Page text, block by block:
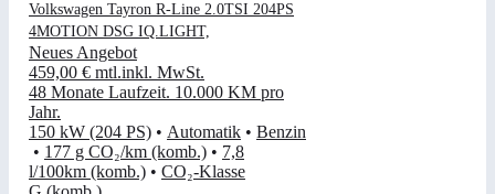
Volkswagen Tayron R-Line 2.0TSI 204PS
4MOTION DSG IQ.LIGHT,
Neues Angebot
459,00 € mtl.inkl. MwSt.
48 Monate Laufzeit. 10.000 KM pro
Jahr.
150 kW (204 PS) • Automatik • Benzin
• 177 g CO₂/km (komb.) • 7,8
l/100km (komb.) • CO₂-Klasse